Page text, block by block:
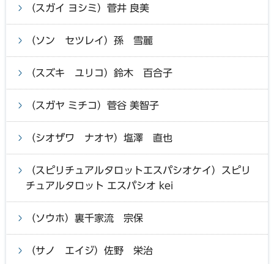
（スガイ ヨシミ）菅井 良美
（ソン セツレイ）孫 雪麗
（スズキ ユリコ）鈴木 百合子
（スガヤ ミチコ）菅谷 美智子
（シオザワ ナオヤ）塩澤 直也
（スピリチュアルタロットエスパシオケイ）スピリ
チュアルタロット エスパシオ kei
（ソウホ）裏千家流 宗保
（サノ エイジ）佐野 栄治